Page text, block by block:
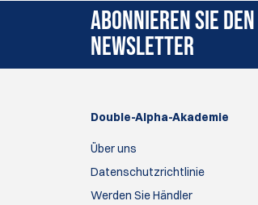
ABONNIEREN SIE DEN
NEWSLETTER
Double-Alpha-Akademie
Über uns
Datenschutzrichtlinie
Werden Sie Händler